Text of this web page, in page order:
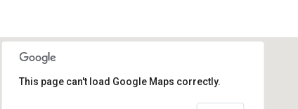
This page can't load Google Maps correctly.